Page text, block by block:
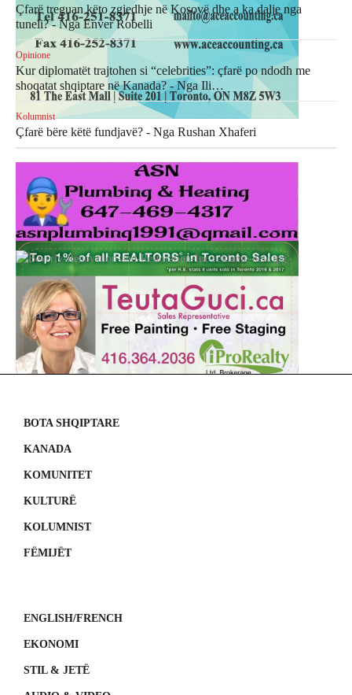
Çfarë treguan këto zgjedhje në Kosovë dhe a ka dalje nga
tuneli? - Nga Enver Robelli
Opinione
Kur diplomatët trajtohen si “celebrities”: çfarë po ndodh me
shoqatat shqiptare në Kanada? - Nga Ili…
Kolumnist
Çfarë bëre këtë fundjavë? - Nga Rushan Xhaferi
BOTA SHQIPTARE
KANADA
KOMUNITET
KULTURË
KOLUMNIST
FËMIJËT
ENGLISH/FRENCH
EKONOMI
STIL & JETË